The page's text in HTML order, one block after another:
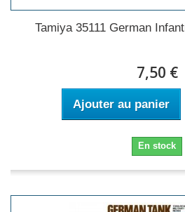
Tamiya 35111 German
7,50 €
Ajouter au panier
En stock